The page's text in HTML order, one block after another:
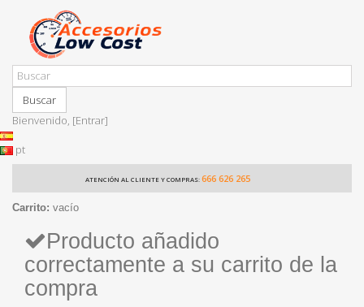
Buscar
Bienvenido, [Entrar]
pt
ATENCIÓN AL CLIENTE Y COMPRAS: 666 626 265
Carrito: vacío
Producto añadido
correctamente a su carrito de la
compra